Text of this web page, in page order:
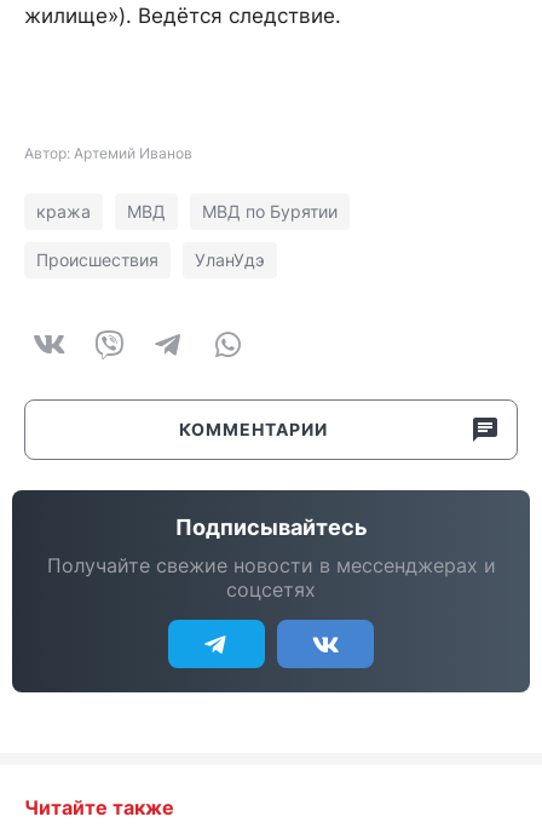
жилище»). Ведётся следствие.
Автор: Артемий Иванов
кража МВД МВД по Бурятии
Происшествия УланУдэ
КОММЕНТАРИИ
Подписывайтесь
Получайте свежие новости в мессенджерах и
соцсетях
Читайте также